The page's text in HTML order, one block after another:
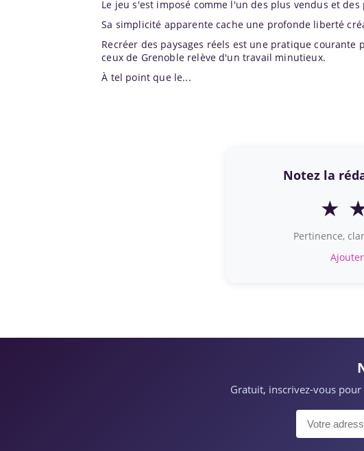
Le jeu s'est imposé comme l'un des plus vendus et
Sa simplicité apparente cache une profonde liberté
Recréer des paysages réels est une pratique
ceux de Grenoble relève d'un travail minutieux.
À tel point que le...
Notez la
★
Pertinence,
Gratuit, inscrivez-vous